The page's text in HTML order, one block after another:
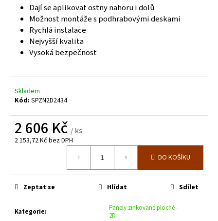
Dají se aplikovat ostny nahoru i dolů
Možnost montáže s podhrabovými deskami
Rychlá instalace
Nejvyšší kvalita
Vysoká bezpečnost
Skladem
Kód: SPZN2D2434
2 606 Kč / ks
2 153,72 Kč bez DPH
DO KOŠÍKU
Kategorie:
Panely zinkované ploché -
2D
Zeptat se Hlídat Sdílet
m
PLOTOVÝ
SLOUPEK
ZELENÝ
ZN+PVC,
PRŮMĚR
VÝŠKA